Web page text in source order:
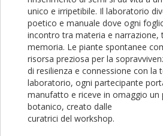
unico e irripetibile. Il laboratorio
poetico e manuale dove ogni
incontro tra materia e narrazione,
memoria. Le piante spontanee
risorsa preziosa per la
di resilienza e connessione con la
laboratorio, ogni partecipante
manufatto e riceve in omaggio un
botanico, creato dalle
curatrici del workshop.